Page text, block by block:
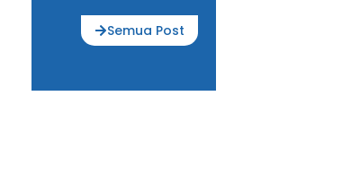
Semua Post